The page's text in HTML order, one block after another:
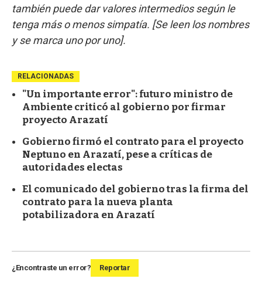
también puede dar valores intermedios según le
tenga más o menos simpatía. [Se leen los nombres
y se marca uno por uno].
RELACIONADAS
"Un importante error": futuro ministro de
Ambiente criticó al gobierno por firmar
proyecto Arazatí
Gobierno firmó el contrato para el proyecto
Neptuno en Arazatí, pese a críticas de
autoridades electas
El comunicado del gobierno tras la firma del
contrato para la nueva planta
potabilizadora en Arazatí
¿Encontraste un error? Reportar